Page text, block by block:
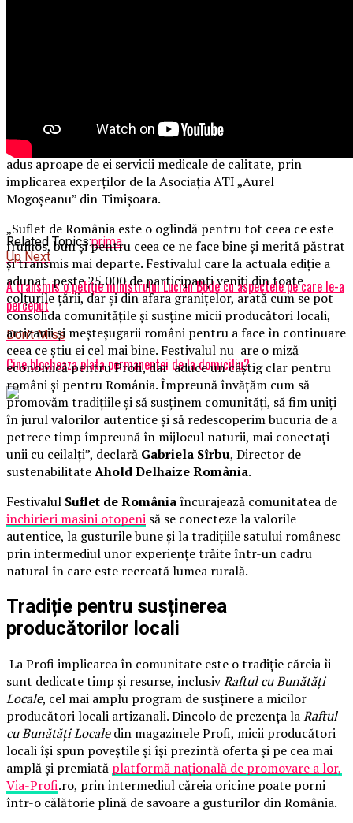
Related Topics:prima
Up Next
A transmis o petiție ministrului Lucian Bode cu aspectele pe care le-a
perceput
Don't Miss
Cine blocheaza plata permanentei de la domiciliu?
pneumologie și ORL. Pentru a veni în sprijinul oamenilor,
mai ales al celor cu posibilitate redusă de deplasare,
adus aproape de ei servicii medicale de calitate, prin
implicarea experților de la Asociația ATI „Aurel
Mogoșeanu” din Timișoara.
„Suflet de România este o oglindă pentru tot ceea ce este
frumos, bun și pentru ceea ce ne face bine și merită păstrat
și transmis mai departe. Festivalul care la actuala ediție a
adunat peste 25.000 de participanți veniți din toate
colțurile țării, dar și din afara granițelor, arată cum se pot
consolida comunitățile și susține micii producători locali,
artizanii și meșteșugarii români pentru a face în continuare
ceea ce știu ei cel mai bine. Festivalul nu are o miză
economică pentru Profi, dar aduce un câștig clar pentru
români și pentru România. Împreună învățăm cum să
promovăm tradițiile și să susținem comunități, să fim uniți
în jurul valorilor autentice și să redescoperim bucuria de a
petrece timp împreună în mijlocul naturii, mai conectați
unii cu ceilalți”, declară Gabriela Sîrbu, Director de
sustenabilitateAhold Delhaize România.
Festivalul Suflet de Româniaîncurajează comunitatea de
inchirieri masini otopeni să se conecteze la valorile
autentice, la gusturile bune și la tradițiile satului românesc
prin intermediul unor experiențe trăite într-un cadru
natural în care este recreată lumea rurală.
Tradiție pentru susținerea
producătorilor locali
La Profi implicarea în comunitate este o tradiție căreia îi
sunt dedicate timp și resurse, inclusivRaftul cu Bunătăți
Locale, cel mai amplu program de susținere a micilor
producători locali artizanali. Dincolo de prezența laRaftul
cu Bunătăți Localedin magazinele Profi, micii producători
locali își spun poveștile și își prezintă oferta și pe cea mai
amplă și premiată platformă națională de promovare a lor,
Via-Profi.ro, prin intermediul căreia oricine poate porni
într-o călătorie plină de savoare a gusturilor din România.